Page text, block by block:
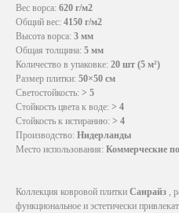
Вес ворса: 620 г/м2
Общий вес: 4150 г/м2
Высота ворса: 3 мм
Общая толщина: 5 мм
Количество в упаковке: 20 шт (5 м²)
Размер плитки: 50×50 см
Светостойкость: > 5
Стойкость цвета к воде: > 4
Стойкость к истиранию: > 4
Производство: Нидерланды
Место использования: Коммерческие
Коллекция ковровой плитки Санрайз
,
функциональное и эстетически